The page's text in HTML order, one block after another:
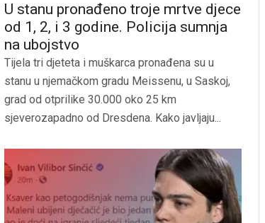
U stanu pronađeno troje mrtve djece
od 1, 2, i 3 godine. Policija sumnja
na ubojstvo
Tijela tri djeteta i muškarca pronađena su u
stanu u njemačkom gradu Meissenu, u Saskoj,
grad od otprilike 30.000 oko 25 km
sjeverozapadno od Dresdena. Kako javljaju...